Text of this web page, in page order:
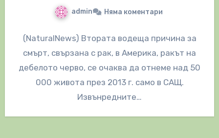
admin Няма коментари
(NaturalNews) Втората водеща причина за
смърт, свързана с рак, в Америка, ракът на
дебелото черво, се очаква да отнеме над 50
000 живота през 2013 г. само в САЩ.
Извънредните…